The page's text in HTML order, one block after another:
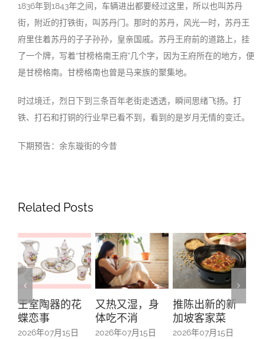
1836年到1843年之间，车辆进出都要经过这里，所以也叫苏丹
街，附近的打铁街，叫苏丹门。那时的苏丹，风光一时，苏丹王
府里住着苏丹的子子孙孙，皇亲国戚。苏丹王府前的道路上，挂
了一个牌，写着“甘榜格南王府”几个字，因为王府所在的地方，便
是甘榜格南。甘榜格南也曾是马来族的聚集地。
时过境迁，烈日下到三条百年老街走透透，瞬间思绪飞扬。打
铁、打石和打铜的行业早已看不到，看到的是岁月无情的变迁。
下期预告：余东璇街的今昔
Related Posts
又热又湿，身
体吃不消
2026年07月15日
推陈出新的新
加坡客家菜
2026年07月15日
“五帮共融”系列
之广东人—从南
来移民到本土